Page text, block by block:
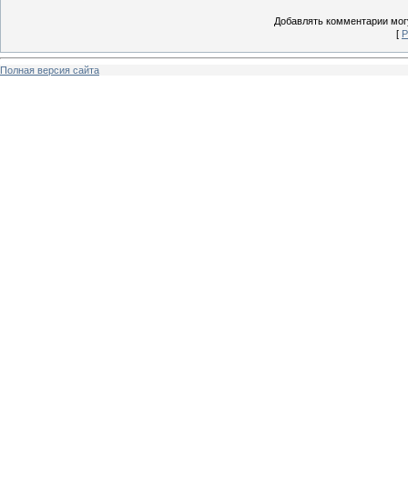
Добавлять комментарии
[
Полная версия сайта